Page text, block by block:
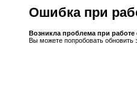
Ошибка при
Возникла проблема при работе
Вы можете попробовать обновить